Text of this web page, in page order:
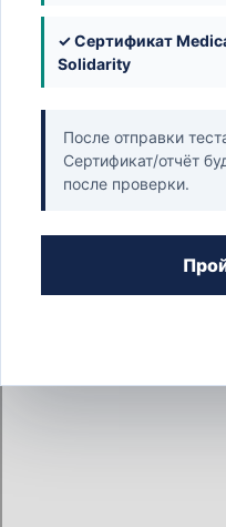
✓ Сертификат
Solidarity
После отправки
Сертификат/отчёт
после проверки.
Open
No open vacancies at the